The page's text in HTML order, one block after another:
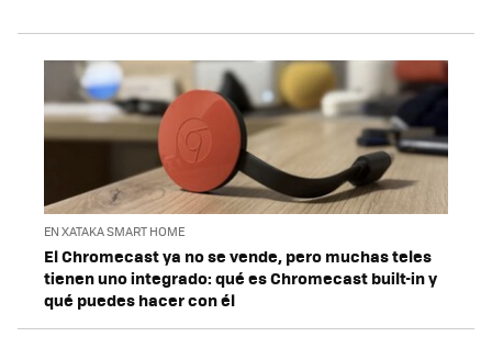
EN XATAKA SMART HOME
El Chromecast ya no se vende, pero muchas teles
tienen uno integrado: qué es Chromecast built-in y
qué puedes hacer con él